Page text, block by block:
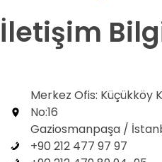
İletişim
Merkez Ofis: Küçükköy
No:16
Gaziosmanpaşa /
+90 212 477 97 97